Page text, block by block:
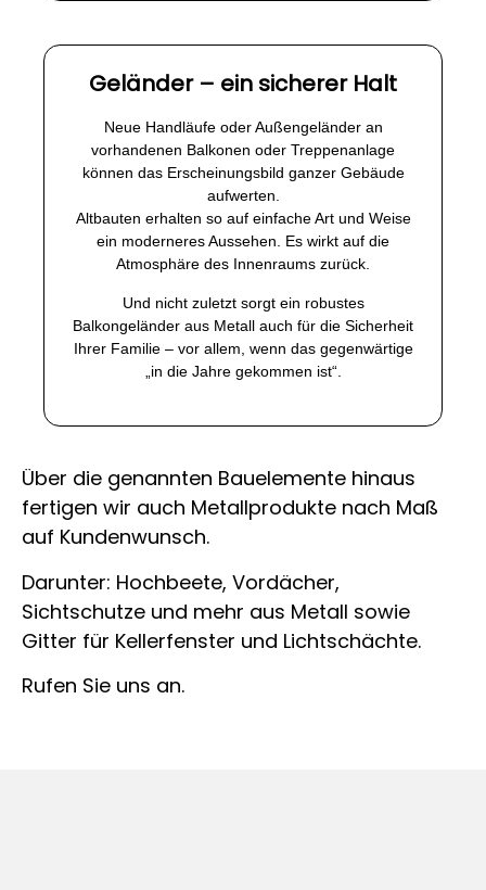
Geländer – ein sicherer Halt
Neue Handläufe oder Außengeländer an
vorhandenen Balkonen oder Treppenanlage
können das Erscheinungsbild ganzer Gebäude
aufwerten.
Altbauten erhalten so auf einfache Art und Weise
ein moderneres Aussehen. Es wirkt auf die
Atmosphäre des Innenraums zurück.
Und nicht zuletzt sorgt ein robustes
Balkongeländer aus Metall auch für die Sicherheit
Ihrer Familie – vor allem, wenn das gegenwärtige
„in die Jahre gekommen ist“.
Über die genannten Bauelemente hinaus
fertigen wir auch Metallprodukte nach Maß
auf Kundenwunsch.
Darunter: Hochbeete, Vordächer,
Sichtschutze und mehr aus Metall sowie
Gitter für Kellerfenster und Lichtschächte.
Rufen Sie uns an.